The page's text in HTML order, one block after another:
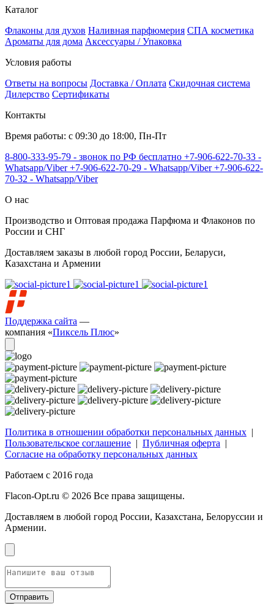
Каталог
Флаконы для духов Наливная парфюмерия СПА косметика
Ароматы для дома Аксессуары / Упаковка
Условия работы
Ответы на вопросы Доставка / Оплата Скидочная система
Дилерство Сертификаты
Контакты
Время работы: с 09:30 до 18:00, Пн-Пт
8-800-333-95-79 - звонок по РФ бесплатно +7-906-622-70-33 -
Whatsapp/Viber+7-906-622-70-29 - Whatsapp/Viber+7-906-622-
70-32 - Whatsapp/Viber
О нас
Производство и Оптовая продажа Парфюма и Флаконов по
России и СНГ
Доставляем заказы в любой город России, Беларуси,
Казахстана и Армении
Поддержка сайта —
компания «Пиксель Плюс»
Политика в отношении обработки персональных данных |
Пользовательское соглашение | Публичная оферта |
Согласие на обработку персональных данных
Работаем с 2016 года
Flacon-Opt.ru © 2026 Все права защищены.
Доставляем в любой город России, Казахстана, Белоруссии и
Армении.